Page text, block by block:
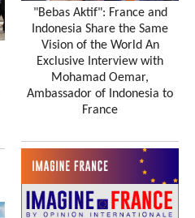
"Bebas Aktif": France and
Indonesia Share the Same
Vision of the World An
Exclusive Interview with
Mohamad Oemar,
Ambassador of Indonesia to
France